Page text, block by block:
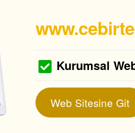
Kurumsal
Web Sitesine Git